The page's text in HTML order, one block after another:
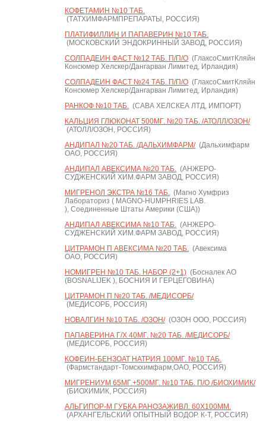
КОФЕТАМИН №10 ТАБ.
(ТАТХИМФАРМПРЕПАРАТЫ, РОССИЯ)
ПЛАТИФИЛЛИН И ПАПАВЕРИН №10 ТАБ.
(МОСКОВСКИЙ ЭНДОКРИННЫЙ ЗАВОД, РОССИЯ)
СОЛПАДЕИН ФАСТ №12 ТАБ. П/П/О(ГлаксоСмитКляйн
Консюмер Хелскер/Дангарван Лимитед, Ирландия)
СОЛПАДЕИН ФАСТ №24 ТАБ. П/П/О(ГлаксоСмитКляйн
Консюмер Хелскер/Дангарван Лимитед, Ирландия)
РАНКОФ №10 ТАБ.(САВА ХЕЛСКЕА ЛТД, ИМПОРТ)
КАЛЬЦИЯ ГЛЮКОНАТ 500МГ. №20 ТАБ. /АТОЛЛ/ОЗОН/
(АТОЛЛ/ОЗОН, РОССИЯ)
АНДИПАЛ №20 ТАБ. /ДАЛЬХИМФАРМ/(Дальхимфарм
ОАО, РОССИЯ)
АНДИПАЛ АВЕКСИМА №20 ТАБ.(АНЖЕРО-
СУДЖЕНСКИЙ ХИМ.ФАРМ ЗАВОД, РОССИЯ)
МИГРЕНОЛ ЭКСТРА №16 ТАБ.(Магно Хумфриз
Лабораториз ( MAGNO-HUMPHRIES LAB.
), Соединенные Штаты Америки (США))
АНДИПАЛ АВЕКСИМА №10 ТАБ.(АНЖЕРО-
СУДЖЕНСКИЙ ХИМ.ФАРМ ЗАВОД, РОССИЯ)
ЦИТРАМОН П АВЕКСИМА №20 ТАБ.(Авексима
ОАО, РОССИЯ)
НОМИГРЕН №10 ТАБ. НАБОР (2+1)(Босналек АО
(BOSNALIJEK ), БОСНИЯ И ГЕРЦЕГОВИНА)
ЦИТРАМОН П №20 ТАБ. /МЕДИСОРБ/
(МЕДИСОРБ, РОССИЯ)
НОВАЛГИН №10 ТАБ. /ОЗОН/(ОЗОН ООО, РОССИЯ)
ПАПАВЕРИНА Г/Х 40МГ. №20 ТАБ. /МЕДИСОРБ/
(МЕДИСОРБ, РОССИЯ)
КОФЕИН-БЕНЗОАТ НАТРИЯ 100МГ. №10 ТАБ.
(Фармстандарт-Томскхимфарм,ОАО, РОССИЯ)
МИГРЕНИУМ 65МГ.+500МГ. №10 ТАБ. П/О /БИОХИМИК/
(БИОХИМИК, РОССИЯ)
АЛЬГИПОР-М ГУБКА РАНОЗАЖИВЛ. 60Х100ММ.
(АРХАНГЕЛЬСКИЙ ОПЫТНЫЙ ВОДОР. К-Т, РОССИЯ)